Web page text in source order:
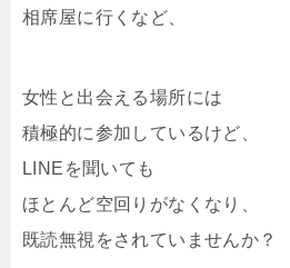
相席屋に行くなど、
女性と出会える場所には
積極的に参加しているけど、
LINEを聞いても
ほとんど空回りがなくなり、
既読無視をされていませんか？